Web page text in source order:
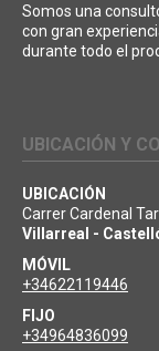
Somos una
con gran
durante todo el
UBICACIÓN Y
UBICACIÓN
Carrer Cardenal
Villarreal -
MÓVIL
+34622119446
FIJO
+34964836099